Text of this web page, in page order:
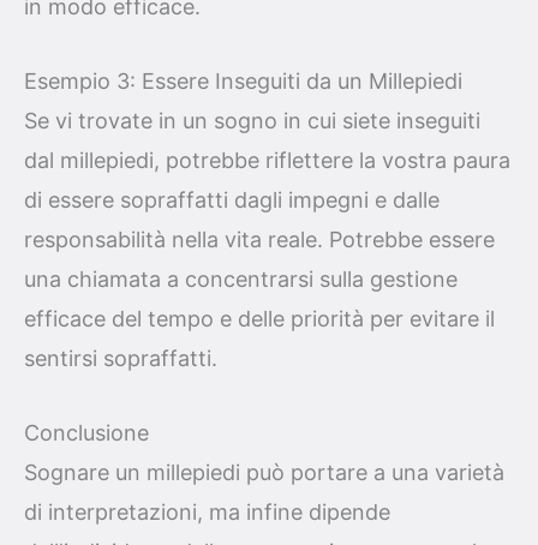
in modo efficace.
Esempio 3: Essere Inseguiti da un Millepiedi
Se vi trovate in un sogno in cui siete inseguiti
dal millepiedi, potrebbe riflettere la vostra paura
di essere sopraffatti dagli impegni e dalle
responsabilità nella vita reale. Potrebbe essere
una chiamata a concentrarsi sulla gestione
efficace del tempo e delle priorità per evitare il
sentirsi sopraffatti.
Conclusione
Sognare un millepiedi può portare a una varietà
di interpretazioni, ma infine dipende